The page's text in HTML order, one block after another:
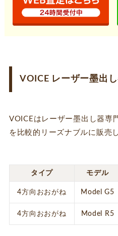
VOICE レーザー墨出
VOICEはレーザー墨出し器専
を比較的リーズナブルに販売
タイプ モデル
4方向おおがね Model G5
4方向おおがね Model R5